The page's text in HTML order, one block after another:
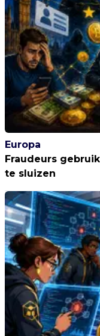
Europa
Fraudeurs
te sluizen